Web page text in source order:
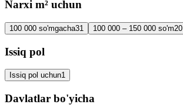
Narxi m² uchun
100 000 so'mgacha31 100 000 – 150 000 so'm20
Issiq pol
Issiq pol uchun1
Davlatlar bo'yicha